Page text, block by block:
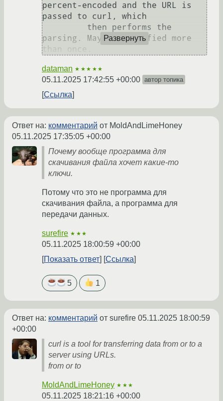
percent-encoded and the URL is
passed to curl, which
parsing. May be specified more
Развернуть
dataman ★★★★★
05.11.2025 17:42:55 +00:00 автор топика
Ссылка
Ответ на: комментарий от MoldAndLimeHoney
05.11.2025 17:35:05 +00:00
Почему вообще программа для
скачивания файла хочет какие-то
ключи.
Потому что это не программа для
скачивания файла, а программа для
передачи данных.
surefire ★★★
05.11.2025 18:00:59 +00:00
Показать ответ
Ссылка
5 1
Ответ на: комментарий от surefire 05.11.2025 18:00:59
+00:00
curl is a tool for transferring data from or to a
server using URLs.
from or to
MoldAndLimeHoney ★★★
05.11.2025 18:21:16 +00:00